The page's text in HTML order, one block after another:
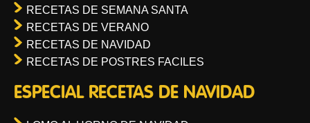
RECETAS DE SEMANA SANTA
RECETAS DE VERANO
RECETAS DE NAVIDAD
RECETAS DE POSTRES FACILES
ESPECIAL RECETAS DE NAVIDAD